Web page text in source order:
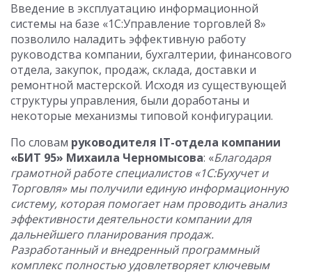
Введение в эксплуатацию информационной
системы на базе «1С:Управление торговлей 8»
позволило наладить эффективную работу
руководства компании, бухгалтерии, финансового
отдела, закупок, продаж, склада, доставки и
ремонтной мастерской. Исходя из существующей
структуры управления, были доработаны и
некоторые механизмы типовой конфигурации.
По словам руководителя IT-отдела компании
«БИТ 95» Михаила Черномысова: «Благодаря
грамотной работе специалистов «1С:Бухучет и
Торговля» мы получили единую информационную
систему, которая помогает нам проводить анализ
эффективности деятельности компании для
дальнейшего планирования продаж.
Разработанный и внедренный программный
комплекс полностью удовлетворяет ключевым